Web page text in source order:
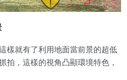
樣就有了利用地面當前景的超低
拍，這樣的視角凸顯環境特色，